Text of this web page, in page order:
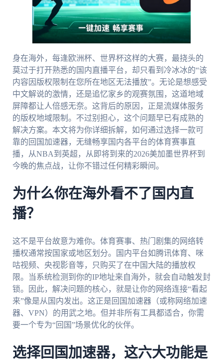
身在海外，每逢欧洲杯、世界杯这样的大赛，最挠头的
莫过于打开熟悉的国内直播平台，却只看到冷冰冰的“该
内容因版权限制在您所在地区无法播放”。无论是想感受
中文解说的激情，还是追忆家乡的观赛氛围，这道地域
屏障都让人倍感无奈。这背后的原因，正是流媒体服务
的版权地域限制。不过别担心，这个问题早已有成熟的
解决方案。本文将为你详细拆解，如何通过选择一款可
靠的回国加速器，无缝畅享国内各平台的体育赛事直
播，从NBA到英超，从即将到来的2026美加墨世界杯到
今晚的焦点战，让你不错过任何精彩瞬间。
为什么你在海外看不了国内直
播？
这不是平台故意为难你。体育赛事、热门剧集的网络转
播权通常按国家或地区划分。国内平台如腾讯体育、咪
咕视频、央视影音等，只购买了在中国大陆的播放权
限。当系统检测到你的IP地址来自海外，就会自动触发封
锁。因此，解决问题的核心，就是让你的网络连接“看起
来”像是从国内发出。这正是回国加速器（或称网络加速
器、VPN）的用武之地。但并非所有工具都适合，你需
要一个专为“回国”场景优化的伙伴。
选择回国加速器，这六大功能是